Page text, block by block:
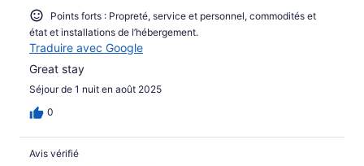
Points forts : Propreté, service et personnel, commodités et
état et installations de l’hébergement.
Traduire avec Google
Great stay
Séjour de 1 nuit en août 2025
0
Avis vérifié